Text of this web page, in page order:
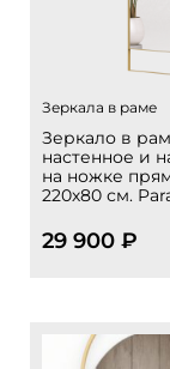
Зеркала в раме
Зеркало в
настенное и
на ножке
220х80 см.
29 900 ₽